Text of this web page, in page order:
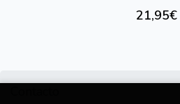
21,95€